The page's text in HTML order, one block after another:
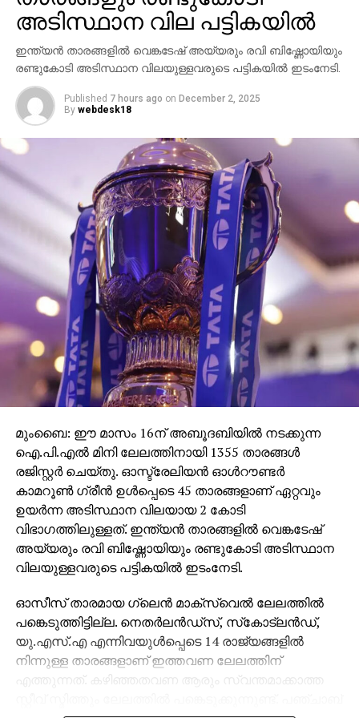
ഇന്നിംഗ്‌സ് തന്നെയായിരുന്നു മത്സരത്തിലെ
ആറ് സിക്‌സും പത്ത് ഫോറും ഉള്‍പ്പെടുന്നതായിരുന്നു
ഇന്നിംഗ്‌സ്. ശരത് (53), മായങ്ക് അഗര്‍വാള്‍ (24), കരുണ്‍
നായര്‍ (4) എന്നിവരാണ് പുറത്തായ മറ്റുതാരങ്ങള്‍.
നിന്നു.
അടിസ്ഥാന വില പട്ടികയില്‍
ഇന്ത്യന്‍ താരങ്ങളില്‍ വെങ്കടേഷ് അയ്യരും രവി ബിഷ്ണോയിയും
രണ്ടുകോടി അടിസ്ഥാന വിലയുള്ളവരുടെ പട്ടികയില്‍ ഇടംനേടി.
Published 7 hours ago on December 2, 2025
By webdesk18
മുംബൈ: ഈ മാസം 16ന് അബൂദബിയില്‍ നടക്കുന്ന
ഐ.പി.എല്‍ മിനി ലേലത്തിനായി 1355 താരങ്ങള്‍
രജിസ്റ്റര്‍ ചെയ്തു. ഓസ്ട്രേലിയന്‍ ഓള്‍റൗണ്ടര്‍
കാമറൂണ്‍ ഗ്രീന്‍ ഉള്‍പ്പെടെ 45 താരങ്ങളാണ് ഏറ്റവും
ഉയര്‍ന്ന അടിസ്ഥാന വിലയായ 2 കോടി
വിഭാഗത്തിലുള്ളത്. ഇന്ത്യന്‍ താരങ്ങളില്‍ വെങ്കടേഷ്
അയ്യരും രവി ബിഷ്ണോയിയും രണ്ടുകോടി അടിസ്ഥാന
വിലയുള്ളവരുടെ പട്ടികയില്‍ ഇടംനേടി.
ഓസീസ് താരമായ ഗ്ലെന്‍ മാക്‌സ്വെല്‍ ലേലത്തില്‍
പങ്കെടുത്തിട്ടില്ല. നെതര്‍ലന്‍ഡ്സ്, സ്‌കോട്‌ലന്‍ഡ്,
യു.എസ്.എ എന്നിവയുള്‍പ്പെടെ 14 രാജ്യങ്ങളില്‍
നിന്നുള്ള താരങ്ങളാണ് ഇത്തവണ ലേലത്തിന്
എത്തുന്നത്. കഴിഞ്ഞതവണ ആരും സ്വന്തമാക്കാത്ത